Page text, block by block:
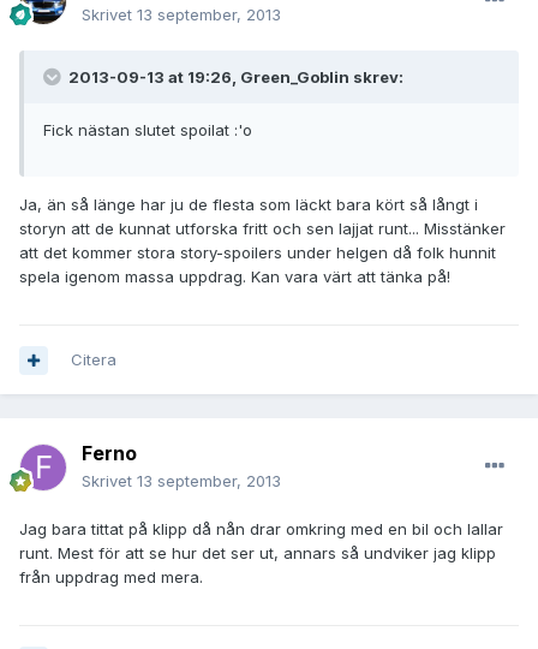
Skrivet 13 september, 2013
2013-09-13 at 19:26, Green_Goblin skrev:
Fick nästan slutet spoilat :'o
Ja, än så länge har ju de flesta som läckt bara kört så långt i
storyn att de kunnat utforska fritt och sen lajjat runt... Misstänker
att det kommer stora story-spoilers under helgen då folk hunnit
spela igenom massa uppdrag. Kan vara värt att tänka på!
Citera
Ferno
Skrivet 13 september, 2013
Jag bara tittat på klipp då nån drar omkring med en bil och lallar
runt. Mest för att se hur det ser ut, annars så undviker jag klipp
från uppdrag med mera.